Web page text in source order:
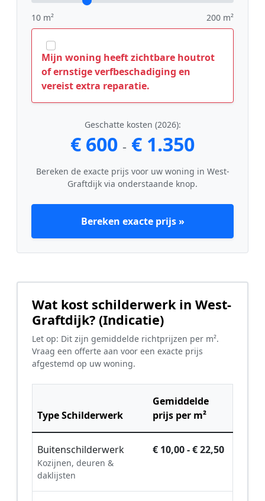
10 m² 200 m²
Mijn woning heeft zichtbare houtrot
of ernstige verfbeschadiging en
vereist extra reparatie.
Geschatte kosten (2026):
€ 600 - € 1.350
Bereken de exacte prijs voor uw woning in West-
Graftdijk via onderstaande knop.
Bereken exacte prijs »
Wat kost schilderwerk in West-
Graftdijk? (Indicatie)
Let op: Dit zijn gemiddelde richtprijzen per m².
Vraag een offerte aan voor een exacte prijs
afgestemd op uw woning.
Type Schilderwerk
Gemiddelde
prijs per m²
Buitenschilderwerk
Kozijnen, deuren &
daklijsten
€ 10,00 - € 22,50